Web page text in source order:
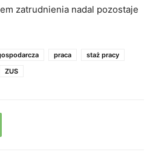
zatrudnienia nadal pozostaje
praca
staż pracy
ZUS